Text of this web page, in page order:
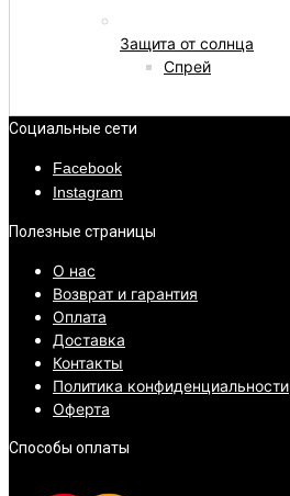
Защита от солнца
Спрей
Социальные сети
Facebook
Instagram
Полезные страницы
О нас
Возврат и гарантия
Оплата
Доставка
Контакты
Политика конфиденциальности
Оферта
Способы оплаты